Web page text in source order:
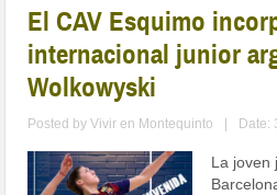
El CAV Esquimo
internacional junior
Wolkowyski
Posted byVivir en Montequinto Date:
La joven